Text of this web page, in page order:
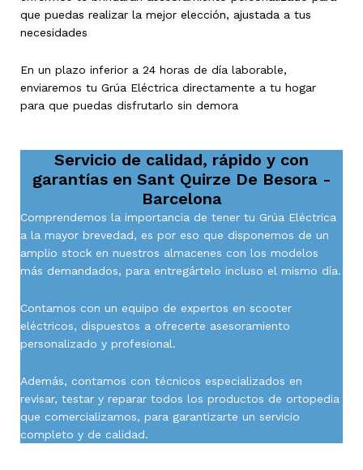
que puedas realizar la mejor elección, ajustada a tus
necesidades
En un plazo inferior a 24 horas de día laborable,
enviaremos tu Grúa Eléctrica directamente a tu hogar
para que puedas disfrutarlo sin demora
Servicio de calidad, rápido y con
garantías en Sant Quirze De Besora -
Barcelona
Comprendemos la importancia de tener tu Grúa Eléctrica
a la mayor brevedad, es por eso que disponemos de un
amplio stock en nuestros almacenes con los modelos
más demandados, para entregártelo incluso el mismo día.
Contamos con un equipo de expertos en scooter
eléctricos, dispuestos a ofrecerte asesoramiento
personalizado y profesional.
Además, contamos con técnicos especializados en
revisar, testar y reparar todos los productos de ortopedia
que comercializamos, para garantizarte un servicio
completo y de calidad.